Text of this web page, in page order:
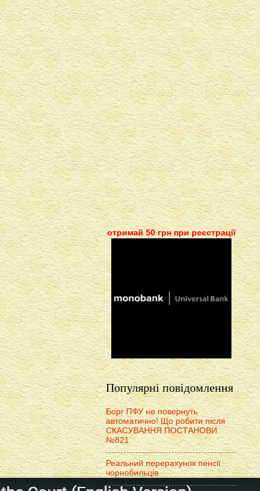
отримай 50 грн при реєстрації
Популярні повідомлення
Борг ПФУ не повернуть
автоматично! Що робити після
СКАСУВАННЯ ПОСТАНОВИ
№821
Реальний перерахунок пенсії
чорнобильців